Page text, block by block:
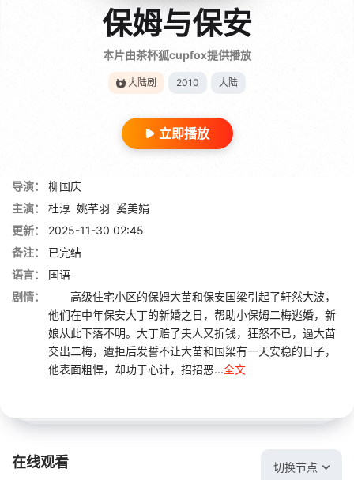
保姆与保安
本片由茶杯狐cupfox提供播放
大陆剧 2010 大陆
立即播放
导演：
柳国庆
主演：
杜淳 姚芊羽 奚美娟
更新：
2025-11-30 02:45
备注：
已完结
语言：
国语
剧情：
高级住宅小区的保姆大苗和保安国梁引起了轩然大波，
他们在中年保安大丁的新婚之日，帮助小保姆二梅逃婚，新
娘从此下落不明。大丁赔了夫人又折钱，狂怒不已，逼大苗
交出二梅，遭拒后发誓不让大苗和国梁有一天安稳的日子，
他表面粗悍，却功于心计，招招恶...全文
在线观看 切换节点